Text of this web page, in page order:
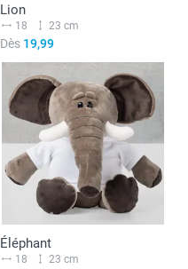
Lion
18 23 cm
Dès19,99
Éléphant
18 23 cm